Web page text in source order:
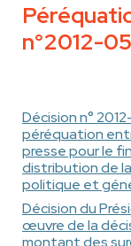
n°2012-05
Décision n°
péréquation
presse pour le
distribution de
politique et
Décision du
œuvre de la
montant des